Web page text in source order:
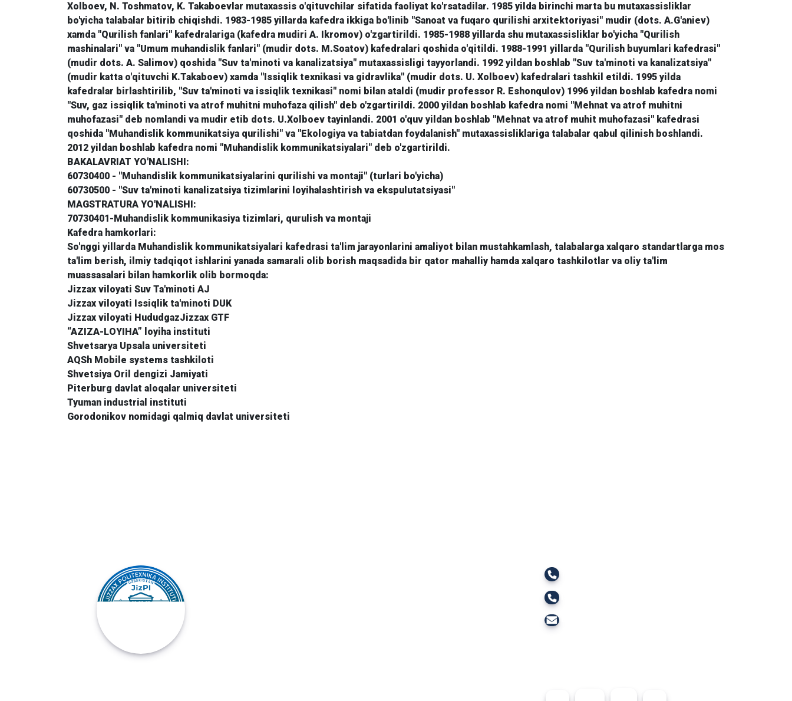
Xolboev, N. Toshmatov, K. Takaboevlar mutaxassis o'qituvchilar sifatida faoliyat ko'rsatadilar. 1985 yilda birinchi marta bu mutaxassisliklar
bo'yicha talabalar bitirib chiqishdi. 1983-1985 yillarda kafedra ikkiga bo'linib "Sanoat va fuqaro qurilishi arxitektoriyasi" mudir (dots. A.G'aniev)
xamda "Qurilish fanlari" kafedralariga (kafedra mudiri A. Ikromov) o'zgartirildi. 1985-1988 yillarda shu mutaxassisliklar bo'yicha "Qurilish
mashinalari" va "Umum muhandislik fanlari" (mudir dots. M.Soatov) kafedralari qoshida o'qitildi. 1988-1991 yillarda "Qurilish buyumlari kafedrasi"
(mudir dots. A. Salimov) qoshida "Suv ta'minoti va kanalizatsiya" mutaxassisligi tayyorlandi. 1992 yildan boshlab "Suv ta'minoti va kanalizatsiya"
(mudir katta o'qituvchi K.Takaboev) xamda "Issiqlik texnikasi va gidravlika" (mudir dots. U. Xolboev) kafedralari tashkil etildi. 1995 yilda
kafedralar birlashtirilib, "Suv ta'minoti va issiqlik texnikasi" nomi bilan ataldi (mudir professor R. Eshonqulov) 1996 yildan boshlab kafedra nomi
"Suv, gaz issiqlik ta'minoti va atrof muhitni muhofaza qilish" deb o'zgartirildi. 2000 yildan boshlab kafedra nomi "Mehnat va atrof muhitni
muhofazasi" deb nomlandi va mudir etib dots. U.Xolboev tayinlandi. 2001 o'quv yildan boshlab "Mehnat va atrof muhit muhofazasi" kafedrasi
qoshida "Muhandislik kommunikatsiya qurilishi" va "Ekologiya va tabiatdan foydalanish" mutaxassisliklariga talabalar qabul qilinish boshlandi.
2012 yildan boshlab kafedra nomi "Muhandislik kommunikatsiyalari" deb o'zgartirildi.
BAKALAVRIAT YO'NALISHI:
60730400 - "Muhandislik kommunikatsiyalarini qurilishi va montaji" (turlari bo'yicha)
60730500 - "Suv ta'minoti kanalizatsiya tizimlarini loyihalashtirish va ekspulutatsiyasi"
MAGSTRATURA YO'NALISHI:
70730401-Muhandislik kommunikasiya tizimlari, qurulish va montaji
Kafedra hamkorlari:
So'nggi yillarda Muhandislik kommunikatsiyalari kafedrasi ta'lim jarayonlarini amaliyot bilan mustahkamlash, talabalarga xalqaro standartlarga mos
ta'lim berish, ilmiy tadqiqot ishlarini yanada samarali olib borish maqsadida bir qator mahalliy hamda xalqaro tashkilotlar va oliy ta'lim
muassasalari bilan hamkorlik olib bormoqda:
Jizzax viloyati Suv Ta'minoti AJ
Jizzax viloyati Issiqlik ta'minoti DUK
Jizzax viloyati HududgazJizzax GTF
“AZIZA-LOYIHA” loyiha instituti
Shvetsarya Upsala universiteti
AQSh Mobile systems tashkiloti
Shvetsiya Oril dengizi Jamiyati
Piterburg davlat aloqalar universiteti
Tyuman industrial instituti
Gorodonikov nomidagi qalmiq davlat universiteti